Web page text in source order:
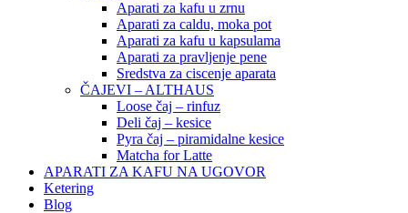
Aparati za kafu u zrnu
Aparati za caldu, moka pot
Aparati za kafu u kapsulama
Aparati za pravljenje pene
Sredstva za ciscenje aparata
ČAJEVI – ALTHAUS
Loose čaj – rinfuz
Deli čaj – kesice
Pyra čaj – piramidalne kesice
Matcha for Latte
APARATI ZA KAFU NA UGOVOR
Ketering
Blog